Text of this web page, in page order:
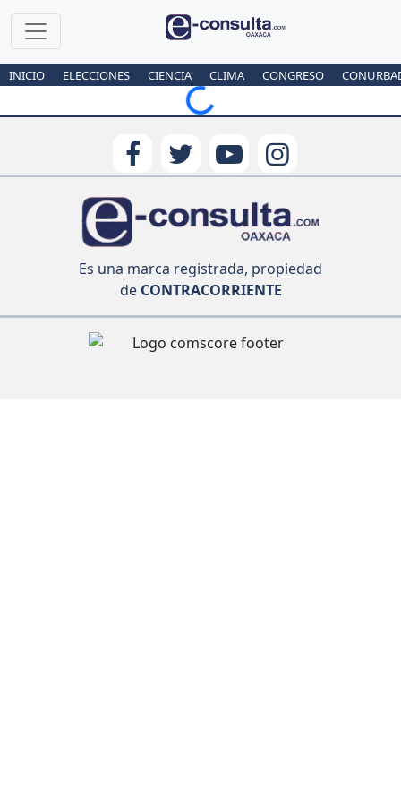
INICIO ELECCIONES CIENCIA CLIMA CONGRESO
Loading...
Es una marca registrada, propiedad
deCONTRACORRIENTE